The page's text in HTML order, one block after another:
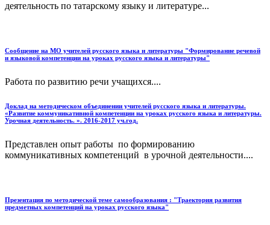
деятельность по татарскому языку и литературе...
Сообщение на МО учителей русского языка и литературы "Формирование речевой
и языковой компетенции на уроках русского языка и литературы"
Работа по развитию речи учащихся....
Доклад на методическом объединении учителей русского языка и литературы.
«Развитие коммуникативной компетенции на уроках русского языка и литературы.
Урочная деятельность. ». 2016-2017 уч.год.
Представлен опыт работы по формированию
коммуникативных компетенций в урочной деятельности....
Презентация по методической теме самообразования : "Траектория развития
предметных компетенций на уроках русского языка"